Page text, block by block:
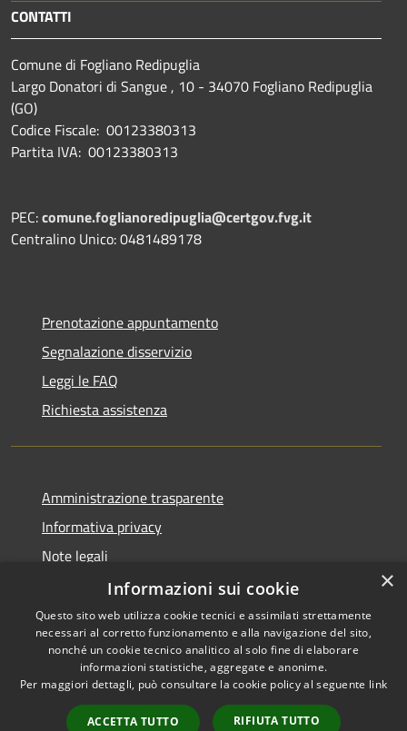
CONTATTI
Comune di Fogliano Redipuglia
Largo Donatori di Sangue , 10 - 34070 Fogliano Redipuglia
(GO)
Codice Fiscale: 00123380313
Partita IVA: 00123380313
PEC:comune.foglianoredipuglia@certgov.fvg.it
Centralino Unico: 0481489178
Prenotazione appuntamento
Segnalazione disservizio
Leggi le FAQ
Richiesta assistenza
Amministrazione trasparente
Informativa privacy
Note legali
Dichiarazione di accessibilità
RSS
Accessibilità
Copyright © 2026 • Comune di
Fogliano Redipuglia • Powered
byMunicipium Accesso
×
Informazioni sui cookie
Questo sito web utilizza cookie tecnici e assimilati strettamente
necessari al corretto funzionamento e alla navigazione del sito,
nonché un cookie tecnico analitico al solo fine di elaborare
informazioni statistiche, aggregate e anonime.
Per maggiori dettagli, può consultare la cookie policy al seguente link
ACCETTA TUTTO RIFIUTA TUTTO